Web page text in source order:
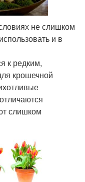
не слишком
и в
к редким,
крошечной
слишком